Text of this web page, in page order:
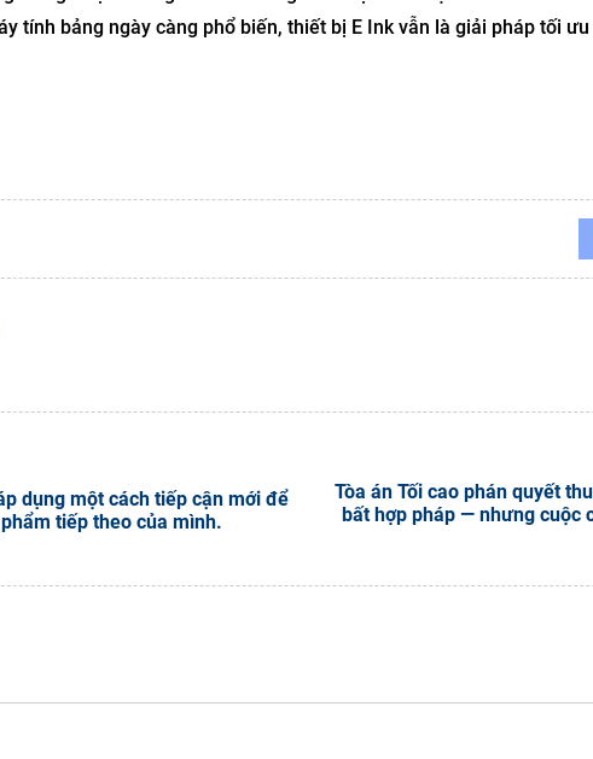
tính bảng ngày càng phổ biến, thiết bị E Ink vẫn là giải pháp tối
dụng một cách tiếp cận mới để
tiếp theo của mình.
Tòa án Tối cao phán quyết
bất hợp pháp — nhưng cuộc